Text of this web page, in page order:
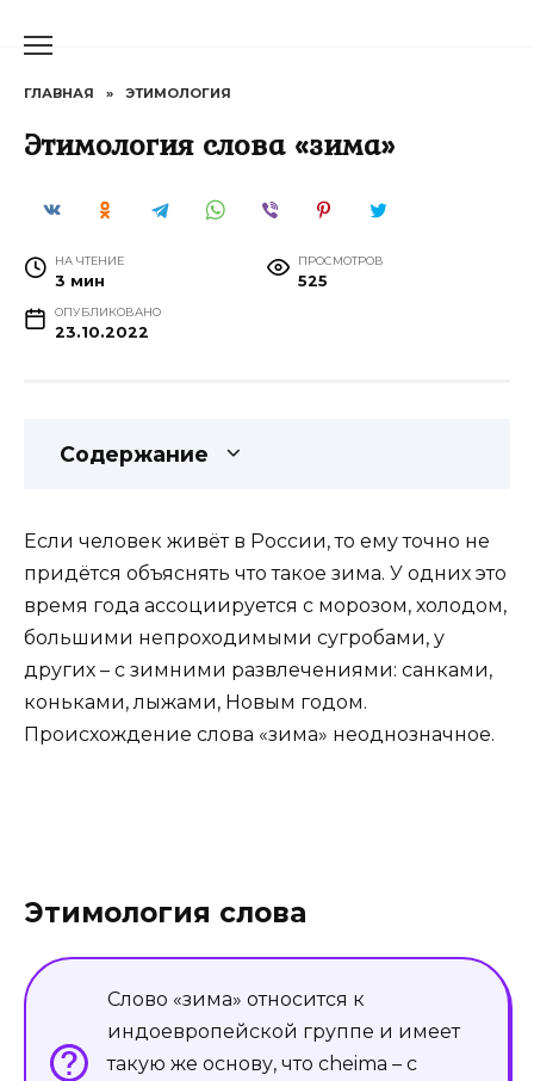
ГЛАВНАЯ » ЭТИМОЛОГИЯ
Этимология слова «зима»
НА ЧТЕНИЕ
3 мин
ПРОСМОТРОВ
525
ОПУБЛИКОВАНО
23.10.2022
Содержание
Если человек живёт в России, то ему точно не
придётся объяснять что такое зима. У одних это
время года ассоциируется с морозом, холодом,
большими непроходимыми сугробами, у
других – с зимними развлечениями: санками,
коньками, лыжами, Новым годом.
Происхождение слова «зима» неоднозначное.
Этимология слова
Слово «зима» относится к
индоевропейской группе и имеет
такую же основу, что cheima – с